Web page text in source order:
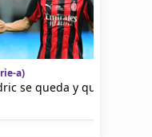
a)
se queda y quiere